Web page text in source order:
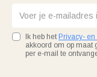
Ik heb het Privacy-
akkoord om op maat
per e-mail te